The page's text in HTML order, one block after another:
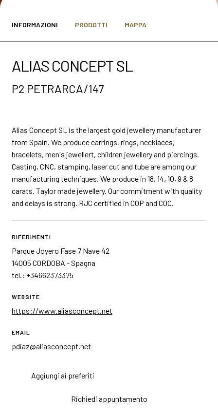
SCOPRI DI PIÙ arrow_circle_right
INFORMAZIONI PRODOTTI MAPPA
ALIAS CONCEPT SL
P2 PETRARCA/147
Alias Concept SL is the largest gold jewellery manufacturer
from Spain. We produce earrings, rings, necklaces,
bracelets, men's jewellert, children jewellery and piercings.
Casting, CNC, stamping, laser cut and tube are among our
manufacturing techniques. We produce in 18, 14, 10, 9 & 8
carats. Taylor made jewellery. Our commitment with quality
and delays is strong. RJC certified in COP and COC.
RIFERIMENTI
Parque Joyero Fase 7 Nave 42
14005 CORDOBA - Spagna
tel.: +34662373375
WEBSITE
https://www.aliasconcept.net
EMAIL
pdiaz@aliasconcept.net
Aggiungi ai preferiti
Richiedi appuntamento